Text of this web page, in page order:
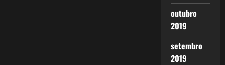
outubro
2019
setembro
2019